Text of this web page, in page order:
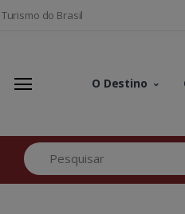
do Brasil
O Destino
Pesquisar